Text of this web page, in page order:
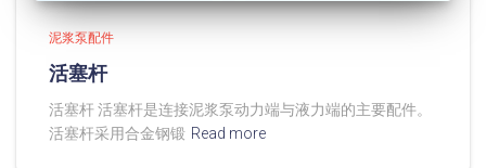
泥浆泵配件
活塞杆
活塞杆 活塞杆是连接泥浆泵动力端与液力端的主要配件。
活塞杆采用合金钢锻 Read more